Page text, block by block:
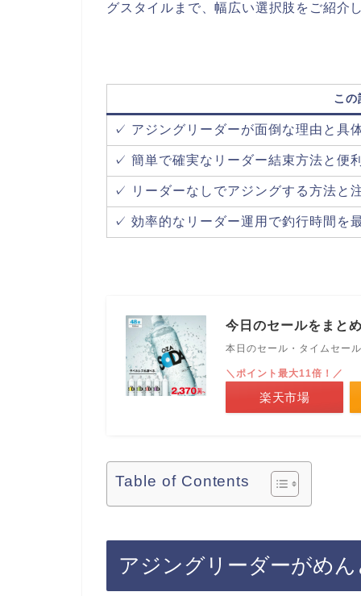
グスタイルまで、幅広い選択肢をご紹介
この
✓ アジングリーダーが面倒な理由と具
✓ 簡単で確実なリーダー結束方法と便
✓ リーダーなしでアジングする方法と
✓ 効率的なリーダー運用で釣行時間を
今日のセールをまと
本日のセール・タイムセー
＼ポイント最大11倍！／
楽天市場
Table of Contents
アジングリーダーがめ